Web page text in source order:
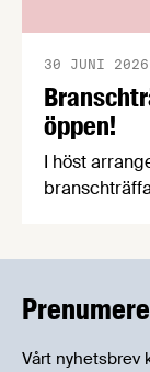
öppen!
30 JUNI 2026
I höst
Vårt nyhetsbrev